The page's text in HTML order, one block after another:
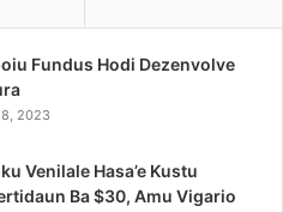
Fundus Hodi Dezenvolve
2023
Venilale Hasa’e Kustu
Ba $30, Amu Vigario